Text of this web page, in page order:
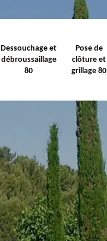
Dessouchage et
débroussaillage
80
Pose de
clôture et
grillage 80